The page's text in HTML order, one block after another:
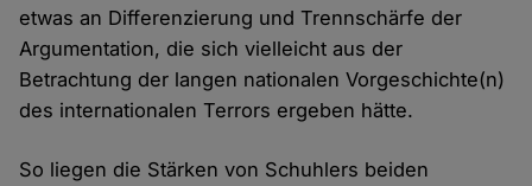
etwas an Differenzierung und Trennschärfe der
Argumentation, die sich vielleicht aus der
Betrachtung der langen nationalen Vorgeschichte(n)
des internationalen Terrors ergeben hätte.
So liegen die Stärken von Schuhlers beiden